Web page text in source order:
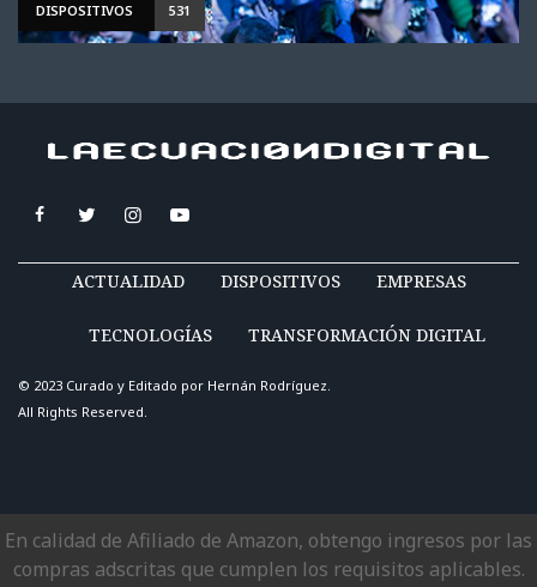
DISPOSITIVOS 531
ACTUALIDAD DISPOSITIVOS EMPRESAS
TECNOLOGÍAS TRANSFORMACIÓN DIGITAL
© 2023 Curado y Editado por Hernán Rodríguez.
All Rights Reserved.
En calidad de Afiliado de Amazon, obtengo ingresos por las
compras adscritas que cumplen los requisitos aplicables.